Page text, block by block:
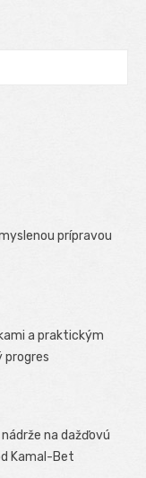
prípravou
a praktickým
progres
na dažďovú
Kamal-Bet